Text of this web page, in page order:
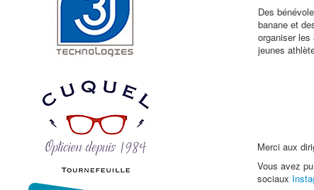
Des
banane et
organiser les
jeunes
Merci aux
Vous avez
sociaux